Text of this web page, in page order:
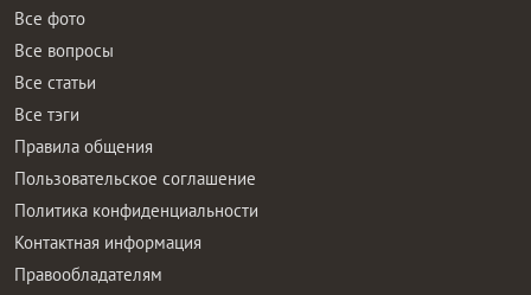
Все фото
Все вопросы
Все статьи
Все тэги
Правила общения
Пользовательское соглашение
Политика конфиденциальности
Контактная информация
Правообладателям